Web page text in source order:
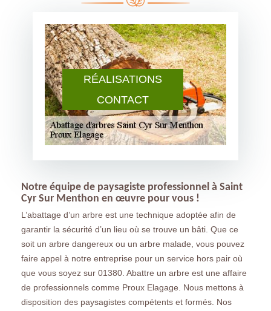
RÉALISATIONS
CONTACT
Notre équipe de paysagiste professionnel à Saint
Cyr Sur Menthon en œuvre pour vous !
L’abattage d’un arbre est une technique adoptée afin de
garantir la sécurité d’un lieu où se trouve un bâti. Que ce
soit un arbre dangereux ou un arbre malade, vous pouvez
faire appel à notre entreprise pour un service hors pair où
que vous soyez sur 01380. Abattre un arbre est une affaire
de professionnels comme Proux Elagage. Nous mettons à
disposition des paysagistes compétents et formés. Nos